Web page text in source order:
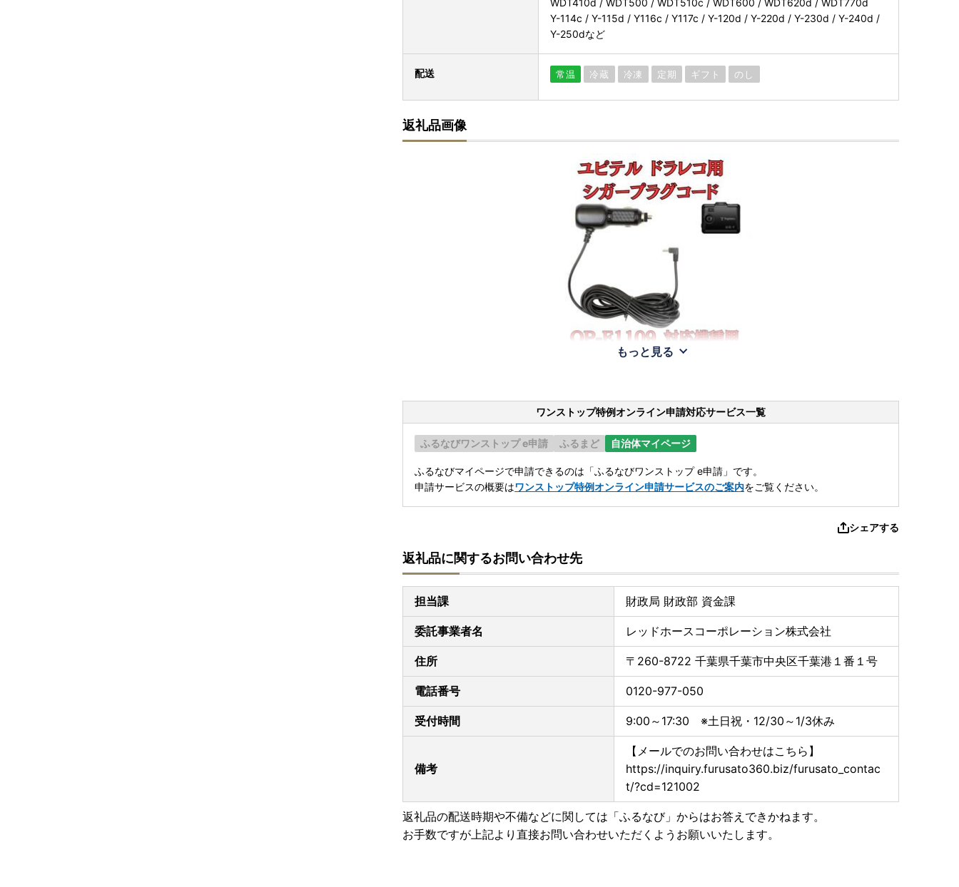
WDT410d / WDT500 / WDT510c / WDT600 / WDT620d / WDT770d
Y-114c / Y-115d / Y116c / Y117c / Y-120d / Y-220d / Y-230d / Y-240d /
Y-250dなど
配送 常温 冷蔵 冷凍 定期 ギフト のし
返礼品画像
もっと見る
ワンストップ特例オンライン申請対応サービス一覧
ふるなびワンストップ e申請 ふるまど 自治体マイページ
ふるなびマイページで申請できるのは「ふるなびワンストップ e申請」です。
申請サービスの概要はワンストップ特例オンライン申請サービスのご案内をご覧ください。
シェアする
返礼品に関するお問い合わせ先
担当課 財政局 財政部 資金課
委託事業者名 レッドホースコーポレーション株式会社
住所 〒260-8722 千葉県千葉市中央区千葉港１番１号
電話番号 0120-977-050
受付時間 9:00～17:30 ※土日祝・12/30～1/3休み
備考
【メールでのお問い合わせはこちら】
https://inquiry.furusato360.biz/furusato_contac
t/?cd=121002
返礼品の配送時期や不備などに関しては「ふるなび」からはお答えできかねます。
お手数ですが上記より直接お問い合わせいただくようお願いいたします。